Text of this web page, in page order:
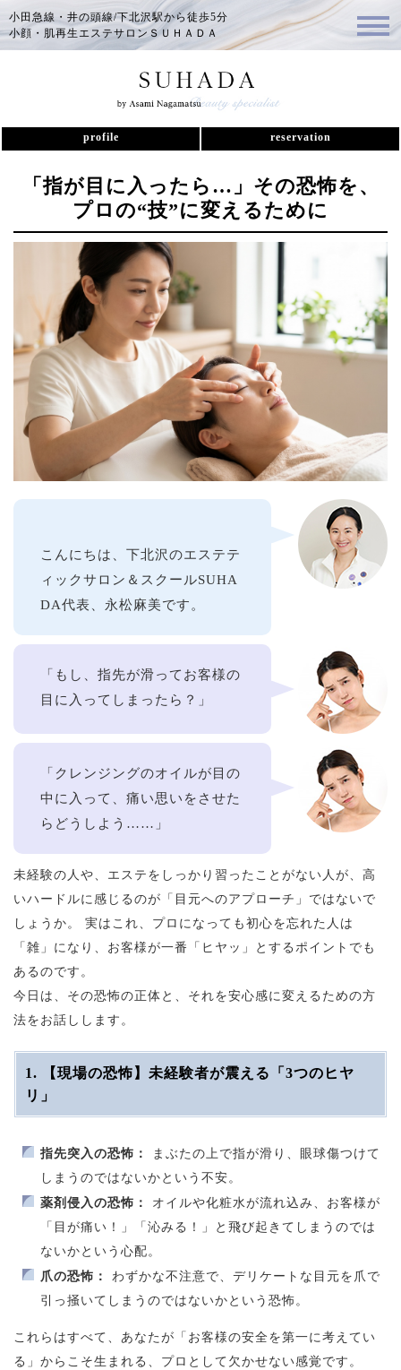
小田急線・井の頭線/下北沢駅から徒歩5分
小顔・肌再生エステサロンＳＵＨＡＤＡ
profile reservation
「指が目に入ったら…」その恐怖を、
プロの“技”に変えるために
こんにちは、下北沢のエステテ
ィックサロン＆スクールSUHA
DA代表、永松麻美です。
「もし、指先が滑ってお客様の
目に入ってしまったら？」
「クレンジングのオイルが目の
中に入って、痛い思いをさせた
らどうしよう……」
未経験の人や、エステをしっかり習ったことがない人が、高
いハードルに感じるのが「目元へのアプローチ」ではないで
しょうか。 実はこれ、プロになっても初心を忘れた人は
「雑」になり、お客様が一番「ヒヤッ」とするポイントでも
あるのです。
今日は、その恐怖の正体と、それを安心感に変えるための方
法をお話しします。
1. 【現場の恐怖】未経験者が震える「3つのヒヤ
リ」
指先突入の恐怖：
まぶたの上で指が滑り、眼球傷つけて
しまうのではないかという不安。
薬剤侵入の恐怖：
オイルや化粧水が流れ込み、お客様が
「目が痛い！」「沁みる！」と飛び起きてしまうのでは
ないかという心配。
爪の恐怖：
わずかな不注意で、デリケートな目元を爪で
引っ掻いてしまうのではないかという恐怖。
これらはすべて、あなたが「お客様の安全を第一に考えてい
る」からこそ生まれる、プロとして欠かせない感覚です。